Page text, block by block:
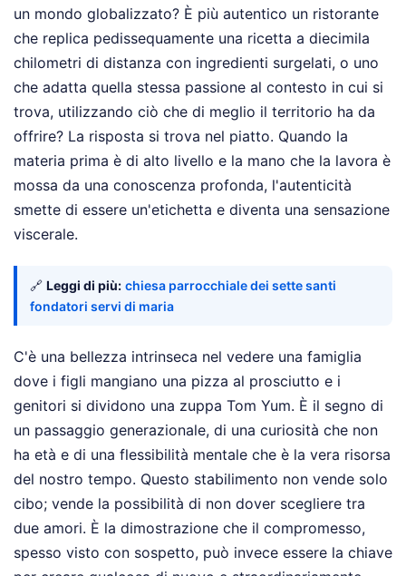
un mondo globalizzato? È più autentico un ristorante
che replica pedissequamente una ricetta a diecimila
chilometri di distanza con ingredienti surgelati, o uno
che adatta quella stessa passione al contesto in cui si
trova, utilizzando ciò che di meglio il territorio ha da
offrire? La risposta si trova nel piatto. Quando la
materia prima è di alto livello e la mano che la lavora è
mossa da una conoscenza profonda, l'autenticità
smette di essere un'etichetta e diventa una sensazione
viscerale.
🔗 Leggi di più: chiesa parrocchiale dei sette santi
fondatori servi di maria
C'è una bellezza intrinseca nel vedere una famiglia
dove i figli mangiano una pizza al prosciutto e i
genitori si dividono una zuppa Tom Yum. È il segno di
un passaggio generazionale, di una curiosità che non
ha età e di una flessibilità mentale che è la vera risorsa
del nostro tempo. Questo stabilimento non vende solo
cibo; vende la possibilità di non dover scegliere tra
due amori. È la dimostrazione che il compromesso,
spesso visto con sospetto, può invece essere la chiave